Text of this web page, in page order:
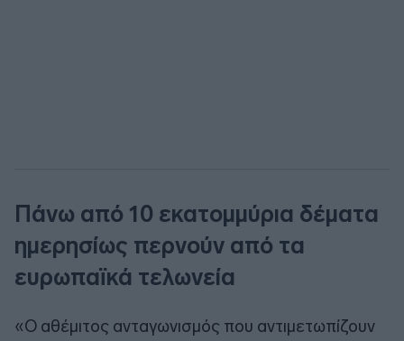
Πάνω από 10 εκατομμύρια δέματα
ημερησίως περνούν από τα
ευρωπαϊκά τελωνεία
«Ο αθέμιτος ανταγωνισμός που αντιμετωπίζουν